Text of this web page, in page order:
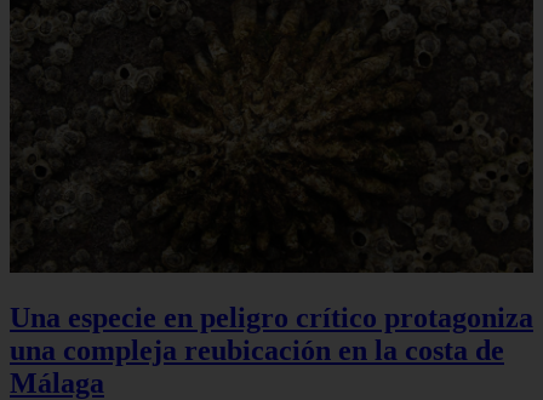
Una especie en peligro crítico protagoniza
una compleja reubicación en la costa de
Málaga